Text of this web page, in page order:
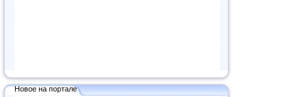
Новое на портале